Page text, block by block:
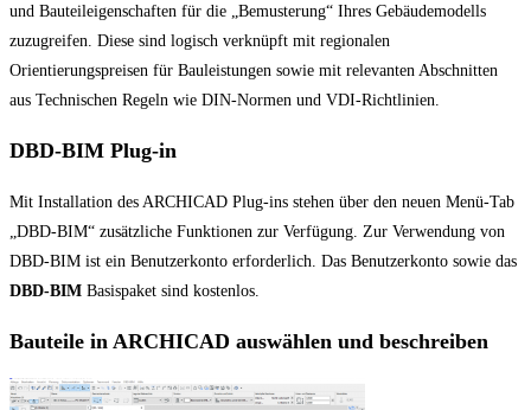
und Bauteileigenschaften für die „Bemusterung“ Ihres Gebäudemodells
zuzugreifen. Diese sind logisch verknüpft mit regionalen
Orientierungspreisen für Bauleistungen sowie mit relevanten Abschnitten
aus Technischen Regeln wie DIN-Normen und VDI-Richtlinien.
DBD-BIM Plug-in
Mit Installation des ARCHICAD Plug-ins stehen über den neuen Menü-Tab
„DBD-BIM“ zusätzliche Funktionen zur Verfügung. Zur Verwendung von
DBD-BIM ist ein Benutzerkonto erforderlich. Das Benutzerkonto sowie das
DBD-BIM Basispaket sind kostenlos.
Bauteile in ARCHICAD auswählen und beschreiben